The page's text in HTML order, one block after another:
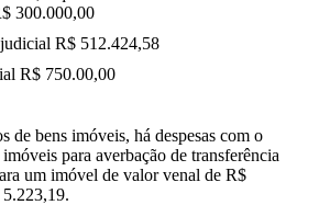
300.000,00
R$ 512.424,58
R$ 750.00,00
de bens imóveis, há despesas com o
para averbação de transferência
um imóvel de valor venal de R$